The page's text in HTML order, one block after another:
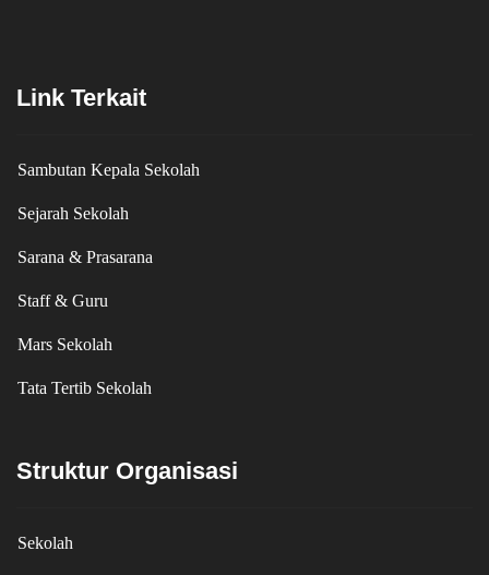
Link Terkait
Sambutan Kepala Sekolah
Sejarah Sekolah
Sarana & Prasarana
Staff & Guru
Mars Sekolah
Tata Tertib Sekolah
Struktur Organisasi
Sekolah